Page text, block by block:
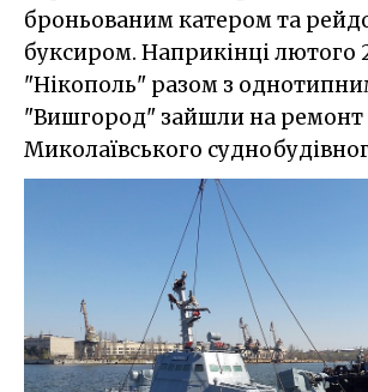
броньованим катером та
буксиром. Наприкінці лютого
"Нікополь" разом з
"Вишгород" зайшли на ремонт
Миколаївського